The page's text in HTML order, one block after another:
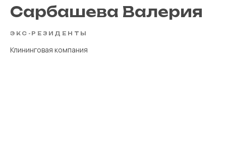
Сарбашева Валерия
ЭКС-РЕЗИДЕНТЫ
Клининговая компания